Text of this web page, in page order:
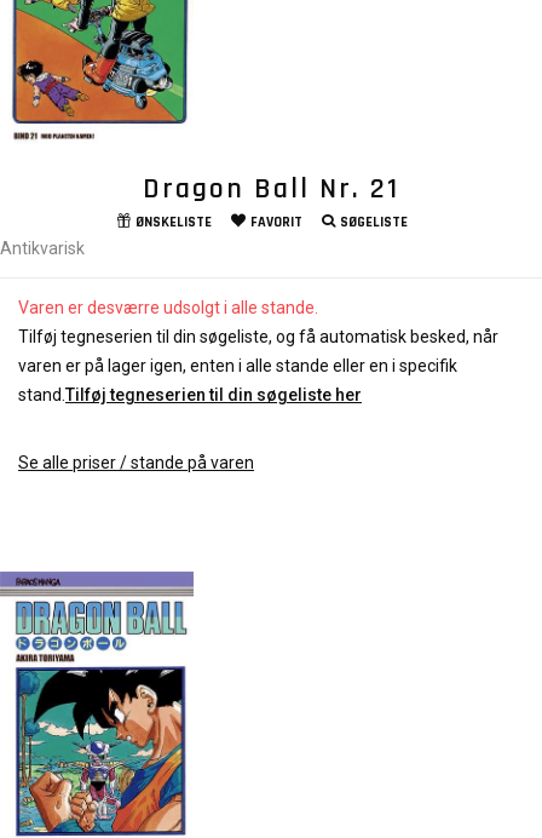
Dragon Ball Nr. 21
ØNSKELISTE FAVORIT SØGELISTE
Antikvarisk
Varen er desværre udsolgt i alle stande.
Tilføj tegneserien til din søgeliste, og få automatisk besked, når
varen er på lager igen, enten i alle stande eller en i specifik
stand.Tilføj tegneserien til din søgeliste her
Se alle priser / stande på varen